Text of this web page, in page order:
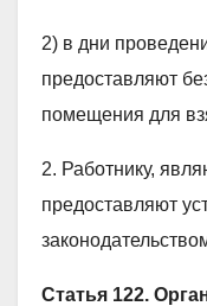
2) в дни
предоставляют
помещения для
2. Работнику,
предоставляют
Статья 122.